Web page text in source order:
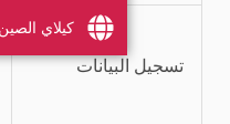
تسجيل البيانات
كيلاي الصين